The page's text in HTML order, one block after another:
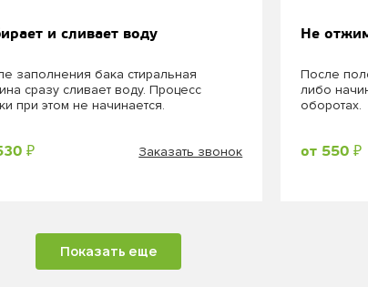
и сливает воду
заполнения бака стиральная
сразу сливает воду. Процесс
при этом не начинается.
₽ Заказать звонок
Не
После
либо
оборотах.
от 550 ₽
Показать еще